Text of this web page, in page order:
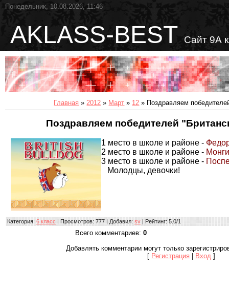
Понедельник, 10.08.2026, 11:46
AKLASS-BEST Сайт 9А
Главная » 2012 » Март » 12 » Поздравляем
Поздравляем победителей
1 место в школе и районе -
2 место в школе и районе -
3 место в школе и районе -
Молодцы, девочки!
Категория: 6 класс | Просмотров: 777 | Добавил: sv | Рейтинг: 5.0/1
Всего комментариев: 0
Добавлять комментарии могут только
[ Регистрация Вход ]